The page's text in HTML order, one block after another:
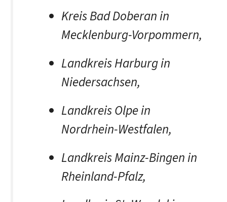
Kreis Bad Doberan in
Mecklenburg-Vorpommern,
Landkreis Harburg in
Niedersachsen,
Landkreis Olpe in
Nordrhein-Westfalen,
Landkreis Mainz-Bingen in
Rheinland-Pfalz,